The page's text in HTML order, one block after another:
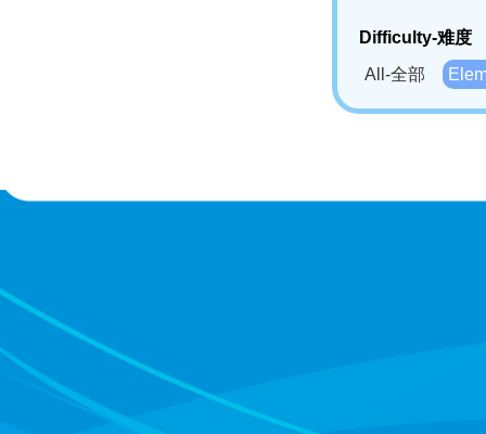
Difficulty-难度
All-全部